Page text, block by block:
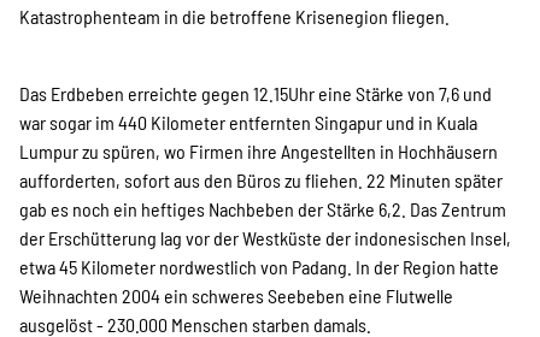
Katastrophenteam in die betroffene Krisenegion fliegen.
Das Erdbeben erreichte gegen 12.15Uhr eine Stärke von 7,6 und
war sogar im 440 Kilometer entfernten Singapur und in Kuala
Lumpur zu spüren, wo Firmen ihre Angestellten in Hochhäusern
aufforderten, sofort aus den Büros zu fliehen. 22 Minuten später
gab es noch ein heftiges Nachbeben der Stärke 6,2. Das Zentrum
der Erschütterung lag vor der Westküste der indonesischen Insel,
etwa 45 Kilometer nordwestlich von Padang. In der Region hatte
Weihnachten 2004 ein schweres Seebeben eine Flutwelle
ausgelöst - 230.000 Menschen starben damals.